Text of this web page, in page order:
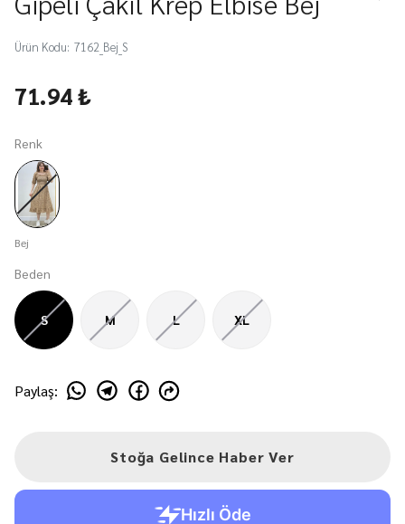
Ürün Kodu: 7162_Bej_S
71.94 ₺
Renk
Bej
Beden
S M L XL
Paylaş:
Stoğa Gelince Haber Ver